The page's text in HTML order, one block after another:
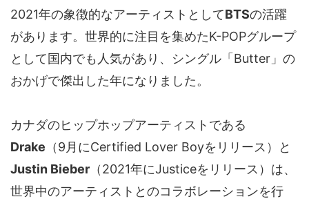
2021年の象徴的なアーティストとしてBTSの活躍
があります。世界的に注目を集めたK-POPグループ
として国内でも人気があり、シングル「Butter」の
おかげで傑出した年になりました。
カナダのヒップホップアーティストである
Drake （9月にCertified Lover Boyをリリース）と
Justin Bieber （2021年にJusticeをリリース）は、
世界中のアーティストとのコラボレーションを行